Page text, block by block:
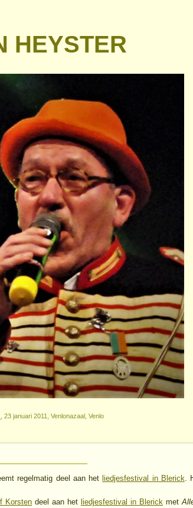
HEYSTER
, 23 januari 2011, Venlonazaal, Venlo
regelmatig deel aan hetliedjesfestival in Blerick .
Korsten deel aan het liedjesfestival in Blerick met